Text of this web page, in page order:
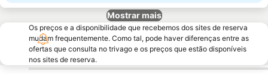
Mostrar mais
Os preços e a disponibilidade que recebemos dos sites de reserva
mudam frequentemente. Como tal, pode haver diferenças entre as
ofertas que consulta no trivago e os preços que estão disponíveis
nos sites de reserva.